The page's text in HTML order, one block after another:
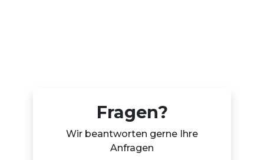
Fragen?
Wir beantworten gerne Ihre
Anfragen